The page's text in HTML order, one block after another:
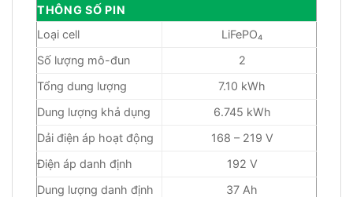
THÔNG SỐ PIN
Loại cell
LiFePO₄
Số lượng mô-đun
2
Tổng dung lượng
7.10 kWh
Dung lượng khả dụng
6.745 kWh
Dải điện áp hoạt động
168 – 219 V
Điện áp danh định
192 V
Dung lượng danh định
37 Ah